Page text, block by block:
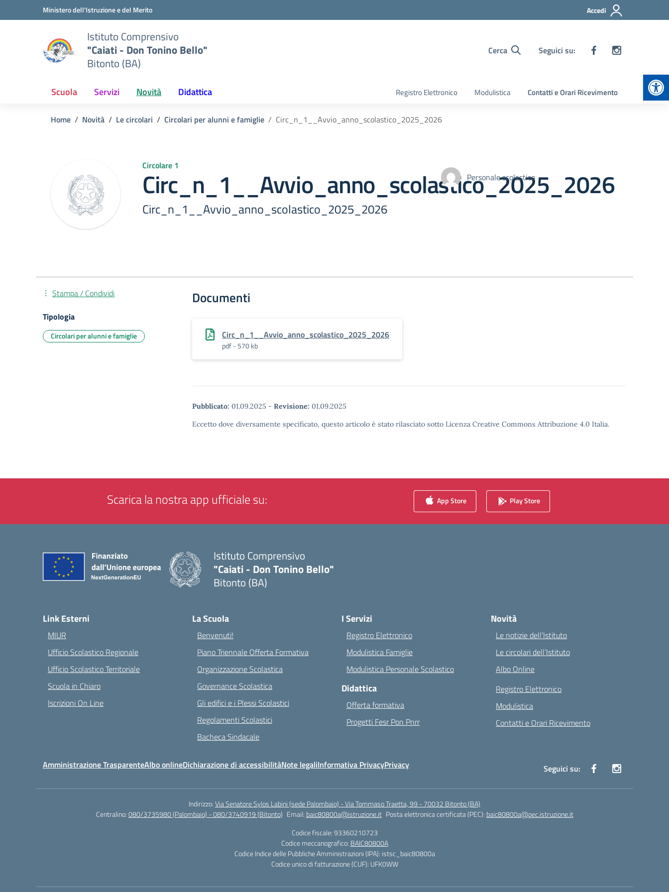
Vai ai contenuti
Vai al menu di navigazioneMinistero dell'Istruzione e del Merito Accedi
Istituto Comprensivo
"Caiati - Don Tonino Bello"
Bitonto (BA)
Cerca Seguici su:
Scuola Servizi Novità Didattica Registro Elettronico Modulistica Contatti e Orari Ricevimento
Home Novità Le circolari Circolari per alunni e famiglie Circ_n_1__Avvio_anno_scolastico_2025_2026
Circolare 1
Circ_n_1__Avvio_anno_scolastico_2025_2026
Circ_n_1__Avvio_anno_scolastico_2025_2026
Personale scolastico
Documenti
Circ_n_1__Avvio_anno_scolastico_2025_2026
pdf - 570 kb
Pubblicato: 01.09.2025 - Revisione: 01.09.2025
Eccetto dove diversamente specificato, questo articolo è stato rilasciato sotto Licenza Creative Commons Attribuzione 4.0 Italia.
Stampa / Condividi
Tipologia
Circolari per alunni e famiglie
Scarica la nostra app ufficiale su: App Store Play Store
Istituto Comprensivo
"Caiati - Don Tonino Bello"
Bitonto (BA)
Link Esterni
MIUR
Ufficio Scolastico Regionale
Ufficio Scolastico Territoriale
Scuola in Chiaro
Iscrizioni On Line
La Scuola
Benvenuti!
Piano Triennale Offerta Formativa
Organizzazione Scolastica
Governance Scolastica
Gli edifici e i Plessi Scolastici
Regolamenti Scolastici
Bacheca Sindacale
I Servizi
Registro Elettronico
Modulistica Famiglie
Modulistica Personale Scolastico
Didattica
Offerta formativa
Progetti Fesr Pon Pnrr
Novità
Le notizie dell’Istituto
Le circolari dell’Istituto
Albo Online
Registro Elettronico
Modulistica
Contatti e Orari Ricevimento
Amministrazione TrasparenteAlbo onlineDichiarazione di accessibilitàNote legaliInformativa PrivacyPrivacy Seguici su:
Indirizzo:Via Senatore Sylos Labini (sede Palombaio) - Via Tommaso Traetta, 99 - 70032 Bitonto (BA)
Centralino:080/3735980 (Palombaio) - 080/3740919 (Bitonto) Email: baic80800a@istruzione.it Posta elettronica certificata (PEC): baic80800a@pec.istruzione.it
Codice fiscale: 93360210723
Codice meccanografico: BAIC80800A
Codice Indice delle Pubbliche Amministrazioni (IPA): istsc_baic80800a
Codice unico di fatturazione (CUF): UFK0WW